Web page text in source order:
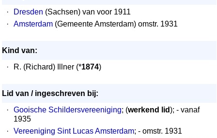
·
Dresden (Sachsen) van voor 1911
·
Amsterdam (Gemeente Amsterdam) omstr. 1931
Kind van:
·
R. (Richard) Illner (*1874)
Lid van / ingeschreven bij:
·
Gooische Schildersvereeniging; (werkend lid); - vanaf
1935
·
Vereeniging Sint Lucas Amsterdam; - omstr. 1931